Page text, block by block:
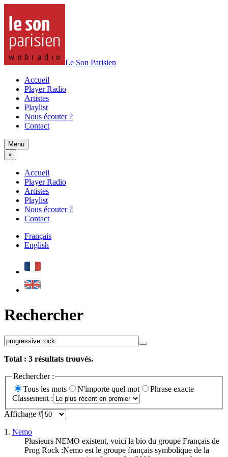
Le Son Parisien
Accueil
Player Radio
Artistes
Playlist
Nous écouter ?
Contact
Menu
×
Accueil
Player Radio
Artistes
Playlist
Nous écouter ?
Contact
Français
English
Rechercher
Total : 3 résultats trouvés.
Rechercher :
Tous les mots
N'importe quel mot
Phrase exacte
Classement :
Affichage #
1. Nemo
Plusieurs NEMO existent, voici la bio du groupe Français de
Prog Rock :Nemo est le groupe français symbolique de la